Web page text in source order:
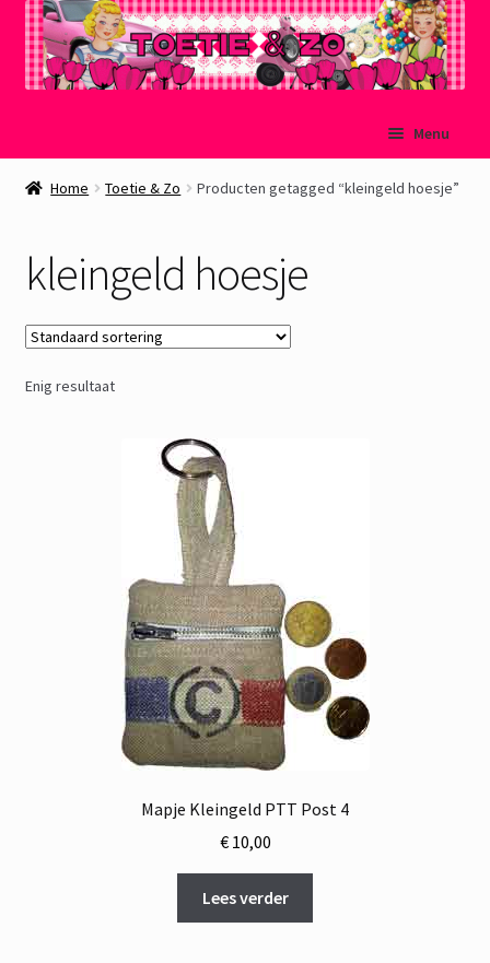
naar
de
Menu
Welkom
Winkelmand
Home Toetie & Zo Producten getagged “kleingeld hoesje”
kleingeld hoesje
Enig resultaat
Mapje Kleingeld PTT Post 4
€10,00
Lees verder